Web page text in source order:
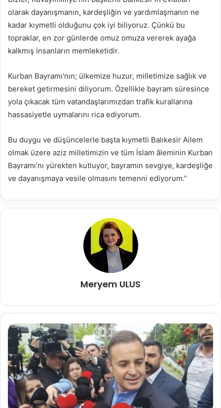
olarak dayanışmanın, kardeşliğin ve yardımlaşmanın ne
kadar kıymetli olduğunu çok iyi biliyoruz. Çünkü bu
topraklar, en zor günlerde omuz omuza vererek ayağa
kalkmış insanların memleketidir.
Kurban Bayramı’nın; ülkemize huzur, milletimize sağlık ve
bereket getirmesini diliyorum. Özellikle bayram süresince
yola çıkacak tüm vatandaşlarımızdan trafik kurallarına
hassasiyetle uymalarını rica ediyorum.
Bu duygu ve düşüncelerle başta kıymetli Balıkesir Ailem
olmak üzere aziz milletimizin ve tüm İslam âleminin Kurban
Bayramı’nı yürekten kutluyor, bayramın sevgiye, kardeşliğe
ve dayanışmaya vesile olmasını temenni ediyorum.”
Meryem ULUS